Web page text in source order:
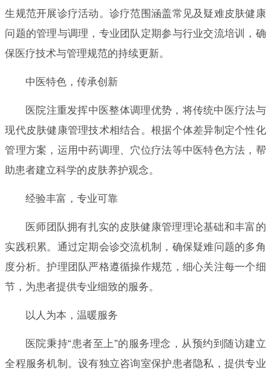
生规范开展诊疗活动。诊疗范围涵盖常见及疑难皮肤健康
问题的管理与调理，专业团队定期参与行业交流培训，确
保医疗技术与管理规范的持续更新。
中医特色，传承创新
医院注重发挥中医整体调理优势，将传统中医疗法与
现代皮肤健康管理技术相结合。根据个体差异制定个性化
管理方案，运用中药调理、穴位疗法等中医特色方法，帮
助患者建立科学的皮肤养护观念。
经验丰富，专业可靠
医师团队拥有扎实的皮肤健康管理理论基础和丰富的
实践积累。通过定期会诊交流机制，确保疑难问题的多角
度分析。护理团队严格遵循操作规范，细心关注每一个细
节，为患者提供专业细致的服务。
以人为本，温暖服务
医院秉持“患者至上”的服务理念，从预约到随访建立
全程服务机制。设有独立咨询室保护患者隐私，提供专业